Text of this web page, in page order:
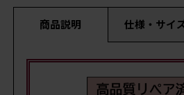
商品説明 仕様・サイ